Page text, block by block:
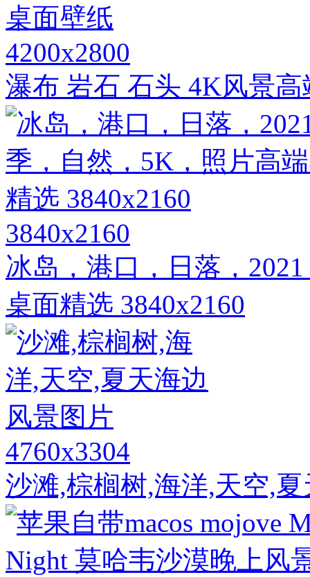
4200x2800
瀑布 岩石 石头 4K风景
3840x2160
冰岛，港口，日落，
桌面精选 3840x2160
4760x3304
沙滩,棕榈树,海洋,天空,